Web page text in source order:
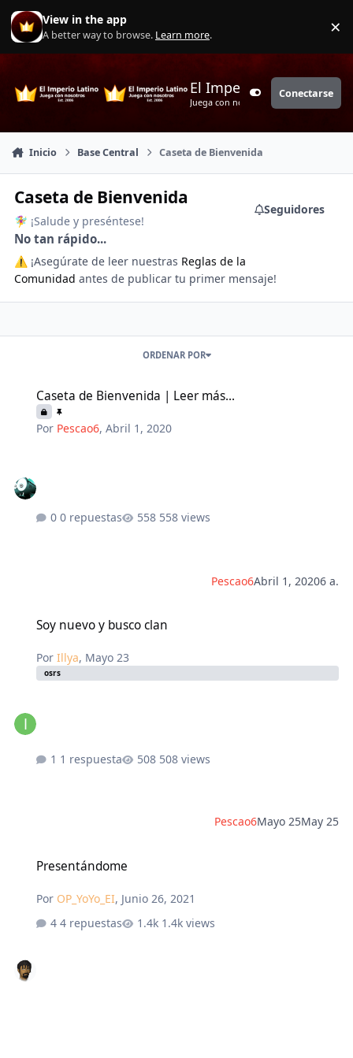
Saltar a contenido
View in the app
A better way to browse. Learn more. ×
El Imperio Latino
Juega con nosotrosCustomizer
Conectarse
Inicio Base Central Caseta de Bienvenida
Caseta de Bienvenida
🧚‍♀️ ¡Salude y preséntese!
Seguidores
No tan rápido...
⚠️ ¡Asegúrate de leer nuestras Reglas de la
Comunidad antes de publicar tu primer mensaje!
ORDENAR POR
Caseta de Bienvenida | Leer más...
Por Pescao6,Abril 1, 2020
0 repuestas 558 views
Pescao6Abril 1, 20206 a.
Soy nuevo y busco clan
PorIllya, Mayo 23
osrs
1 respuesta 508 views
Pescao6Mayo 25May 25
Presentándome
Por OP_YoYo_EI, Junio 26, 2021
4 repuestas
1.4k views